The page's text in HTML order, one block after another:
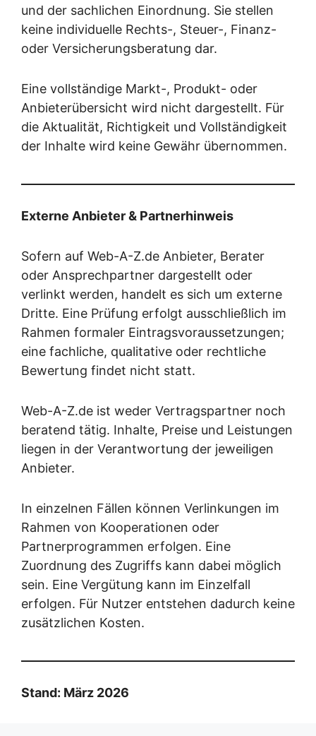
und der sachlichen Einordnung. Sie stellen
keine individuelle Rechts-, Steuer-, Finanz-
oder Versicherungsberatung dar.
Eine vollständige Markt-, Produkt- oder
Anbieterübersicht wird nicht dargestellt. Für
die Aktualität, Richtigkeit und Vollständigkeit
der Inhalte wird keine Gewähr übernommen.
Externe Anbieter & Partnerhinweis
Sofern auf Web-A-Z.de Anbieter, Berater
oder Ansprechpartner dargestellt oder
verlinkt werden, handelt es sich um externe
Dritte. Eine Prüfung erfolgt ausschließlich im
Rahmen formaler Eintragsvoraussetzungen;
eine fachliche, qualitative oder rechtliche
Bewertung findet nicht statt.
Web-A-Z.de ist weder Vertragspartner noch
beratend tätig. Inhalte, Preise und Leistungen
liegen in der Verantwortung der jeweiligen
Anbieter.
In einzelnen Fällen können Verlinkungen im
Rahmen von Kooperationen oder
Partnerprogrammen erfolgen. Eine
Zuordnung des Zugriffs kann dabei möglich
sein. Eine Vergütung kann im Einzelfall
erfolgen. Für Nutzer entstehen dadurch keine
zusätzlichen Kosten.
Stand: März 2026